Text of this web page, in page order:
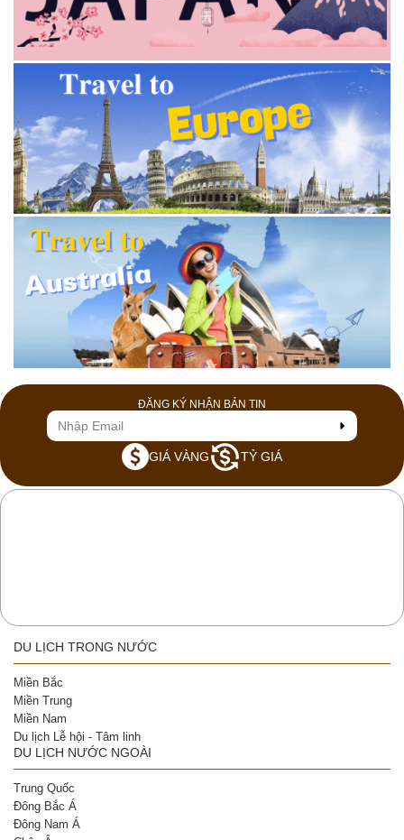
ĐĂNG KÝ NHẬN BẢN TIN
GIÁ VÀNG TỶ GIÁ
DU LỊCH TRONG NƯỚC
Miền Bắc
Miền Trung
Miền Nam
Du lịch Lễ hội - Tâm linh
DU LỊCH NƯỚC NGOÀI
Trung Quốc
Đông Bắc Á
Đông Nam Á